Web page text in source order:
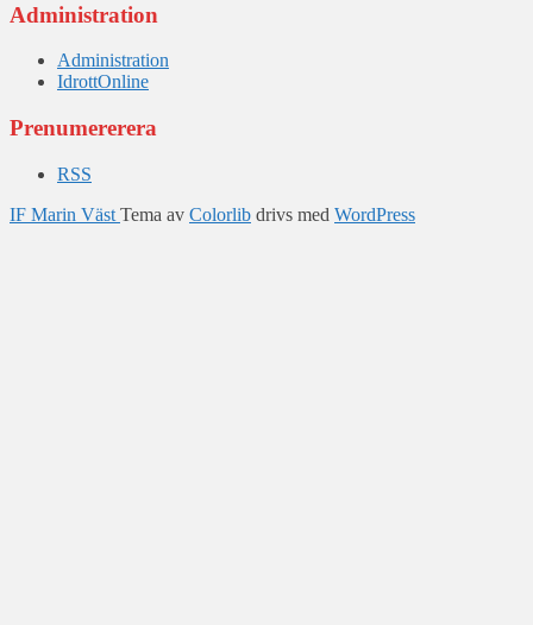
Administration
Administration
IdrottOnline
Prenumererera
RSS
IF Marin Väst Tema av Colorlib drivs med WordPress